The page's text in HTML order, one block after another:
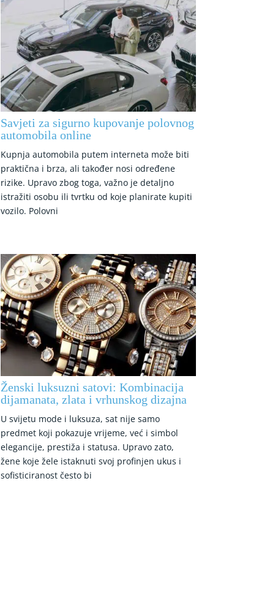
Savjeti za sigurno kupovanje polovnog
automobila online
Kupnja automobila putem interneta može biti
praktična i brza, ali također nosi određene
rizike. Upravo zbog toga, važno je detaljno
istražiti osobu ili tvrtku od koje planirate kupiti
vozilo. Polovni
Ženski luksuzni satovi: Kombinacija
dijamanata, zlata i vrhunskog dizajna
U svijetu mode i luksuza, sat nije samo
predmet koji pokazuje vrijeme, već i simbol
elegancije, prestiža i statusa. Upravo zato,
žene koje žele istaknuti svoj profinjen ukus i
sofisticiranost često bi